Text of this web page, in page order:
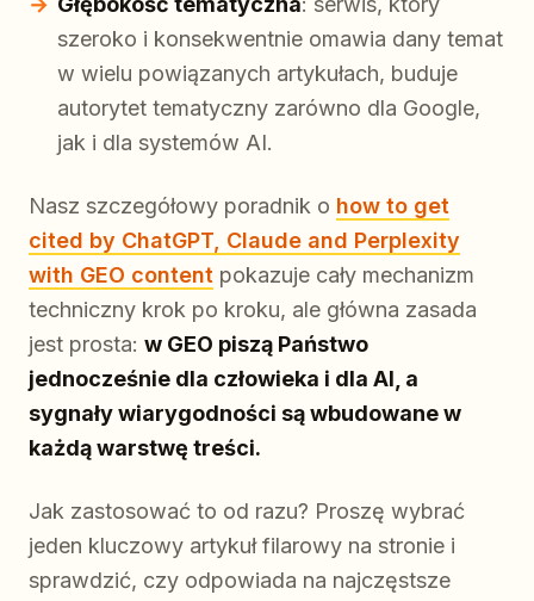
szeroko i konsekwentnie omawia dany temat
w wielu powiązanych artykułach, buduje
autorytet tematyczny zarówno dla Google,
jak i dla systemów AI.
Nasz szczegółowy poradnik o how to get
cited by ChatGPT, Claude and Perplexity
with GEO content pokazuje cały mechanizm
techniczny krok po kroku, ale główna zasada
jest prosta: w GEO piszą Państwo
jednocześnie dla człowieka i dla AI, a
sygnały wiarygodności są wbudowane w
każdą warstwę treści.
Jak zastosować to od razu? Proszę wybrać
jeden kluczowy artykuł filarowy na stronie i
sprawdzić, czy odpowiada na najczęstsze